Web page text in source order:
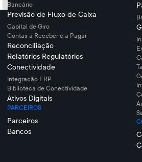
Bancário
Previsão de Fluxo de Caixa
Capital de Giro
Contas a Receber e a Pagar
Reconciliação
Relatórios Regulatórios
Conectividade
Integração ERP
Biblioteca de Conectividade
Ativos Digitais
PARCEIROS
Parceiros
Bancos